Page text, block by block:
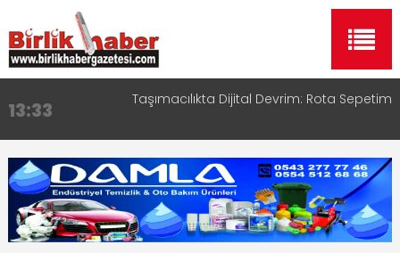
13:33 Taşımacılıkta Dijital Devrim: Rota Sepetim
17:15
Aksaray OSB Bölge Müdürü Makam Koltuğunu
Çocuklara Bıraktı
16:00
Aksaray Esnaf Rehberi ile Google ve Yapay Zeka
Aramalarında Öne Çıkın
8:23 Aksaray Esnaf Rehberi Hizmete Girdi